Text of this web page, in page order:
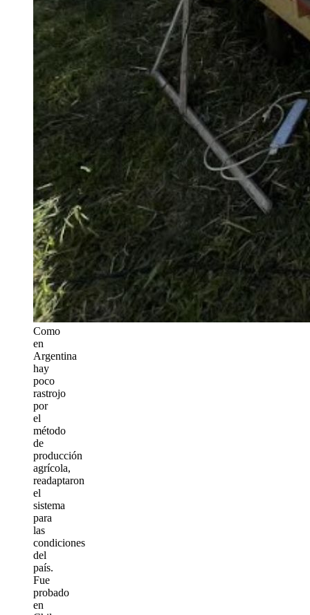
Como
en
Argentina
hay
poco
rastrojo
por
el
método
de
producción
agrícola,
readaptaron
el
sistema
para
las
condiciones
del
país.
Fue
probado
en